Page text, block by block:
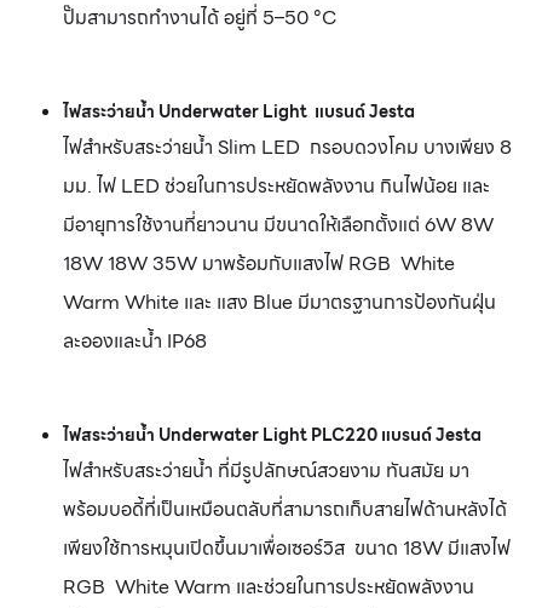
ปั๊มสามารถทำงานได้ อยู่ที่ 5–50 °C
ไฟสระว่ายน้ำ Underwater Light แบรนด์ Jesta
ไฟสำหรับสระว่ายน้ำ Slim LED กรอบดวงโคม บางเพียง 8
มม. ไฟ LED ช่วยในการประหยัดพลังงาน กินไฟน้อย และ
มีอายุการใช้งานที่ยาวนาน มีขนาดให้เลือกตั้งแต่ 6W8W
18W18W35W มาพร้อมกับแสงไฟ RGB White
Warm White และ แสง Blue มีมาตรฐานการป้องกันฝุ่น
ละอองและน้ำ IP68
ไฟสระว่ายน้ำ Underwater Light PLC220 แบรนด์ Jesta
ไฟสำหรับสระว่ายน้ำ ที่มีรูปลักษณ์สวยงาม ทันสมัย มา
พร้อมบอดี้ที่เป็นเหมือนตลับที่สามารถเก็บสายไฟด้านหลังได้
เพียงใช้การหมุนเปิดขึ้นมาเพื่อเซอร์วิส ขนาด 18W มีแสงไฟ
RGB White Warm และช่วยในการประหยัดพลังงาน